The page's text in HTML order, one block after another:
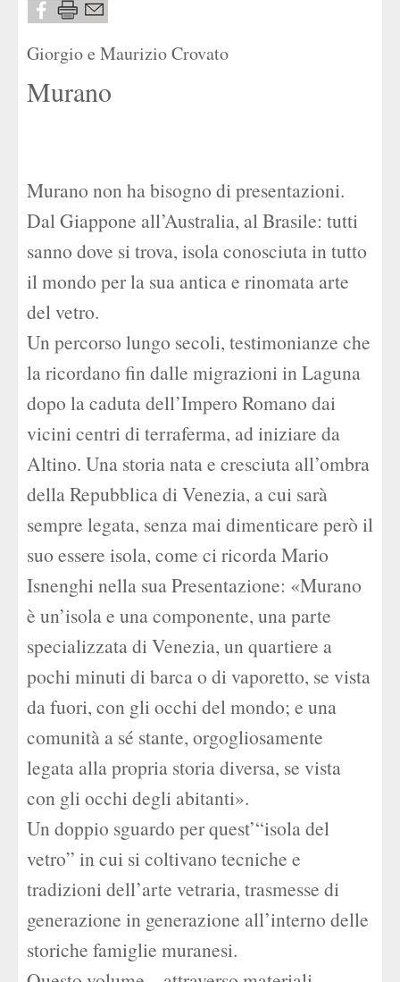
Giorgio e Maurizio Crovato
Murano
Murano non ha bisogno di presentazioni.
Dal Giappone all’Australia, al Brasile: tutti
sanno dove si trova, isola conosciuta in tutto
il mondo per la sua antica e rinomata arte
del vetro.
Un percorso lungo secoli, testimonianze che
la ricordano fin dalle migrazioni in Laguna
dopo la caduta dell’Impero Romano dai
vicini centri di terraferma, ad iniziare da
Altino. Una storia nata e cresciuta all’ombra
della Repubblica di Venezia, a cui sarà
sempre legata, senza mai dimenticare però il
suo essere isola, come ci ricorda Mario
Isnenghi nella sua Presentazione: «Murano
è un’isola e una componente, una parte
specializzata di Venezia, un quartiere a
pochi minuti di barca o di vaporetto, se vista
da fuori, con gli occhi del mondo; e una
comunità a sé stante, orgogliosamente
legata alla propria storia diversa, se vista
con gli occhi degli abitanti».
Un doppio sguardo per quest’“isola del
vetro” in cui si coltivano tecniche e
tradizioni dell’arte vetraria, trasmesse di
generazione in generazione all’interno delle
storiche famiglie muranesi.